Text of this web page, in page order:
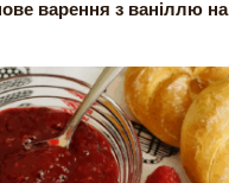
варення з ваніллю на